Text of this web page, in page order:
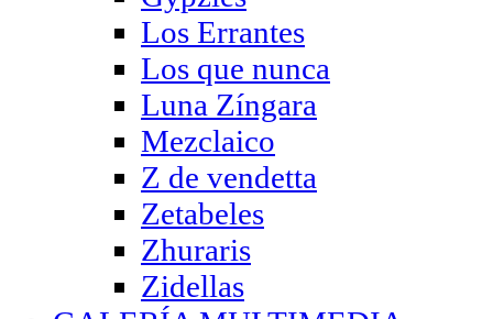
Los Errantes
Los que nunca
Luna Zíngara
Mezclaico
Z de vendetta
Zetabeles
Zhuraris
Zidellas